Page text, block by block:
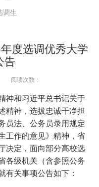
调生
度选调优秀大学
告
阅读次数：
神和习近平总书记关于
精神，选拔忠诚干净担
员法、公务员录用规定
工作的意见》精神，省
决定，面向部分高校选
各级机关（含参照公务
有关事项公告如下：